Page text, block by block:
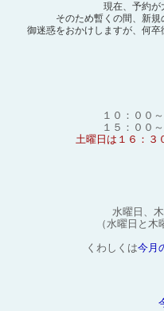
現在、予約が
そのため暫くの間、新
御迷惑をおかけしますが、何
１０：００
１５：００
土曜日は１６：３
水曜日、
（水曜日と
くわしくは今月